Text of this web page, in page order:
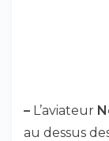
– L’aviateur
au dessus